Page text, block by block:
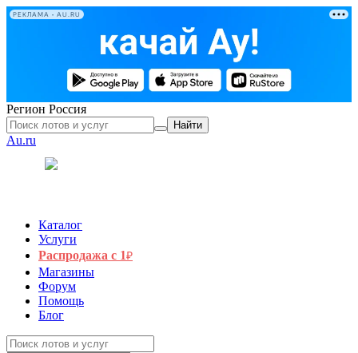
РЕКЛАМА • AU.RU
Регион Россия
Найти
Au.ru
Каталог
Услуги
Распродажа с 1₽
Магазины
Форум
Помощь
Блог